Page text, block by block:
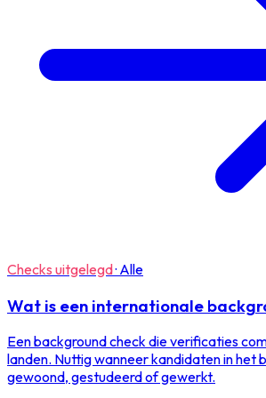
Checks uitgelegd· Alle
Wat is een internationale
Een background check die verificaties
landen. Nuttig wanneer kandidaten in het
gewoond, gestudeerd of gewerkt.